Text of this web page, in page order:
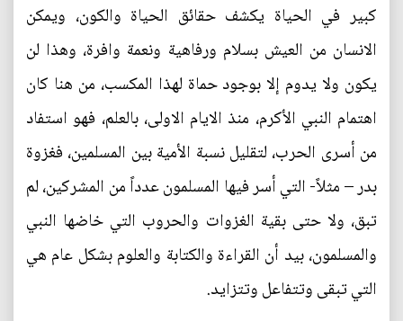
كبير في الحياة يكشف حقائق الحياة والكون، ويمكن
الانسان من العيش بسلام ورفاهية ونعمة وافرة، وهذا لن
يكون ولا يدوم إلا بوجود حماة لهذا المكسب، من هنا كان
اهتمام النبي الأكرم، منذ الايام الاولى، بالعلم، فهو استفاد
من أسرى الحرب، لتقليل نسبة الأمية بين المسلمين، فغزوة
بدر – مثلاً- التي أسر فيها المسلمون عدداً من المشركين، لم
تبق، ولا حتى بقية الغزوات والحروب التي خاضها النبي
والمسلمون، بيد أن القراءة والكتابة والعلوم بشكل عام هي
التي تبقى وتتفاعل وتتزايد.